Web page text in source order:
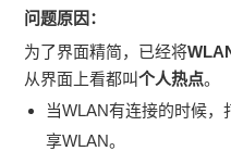
问题原因：
为了界面精简，已经将
从界面上看都叫个人热点。
当WLAN有连接的时候，
享WLAN。